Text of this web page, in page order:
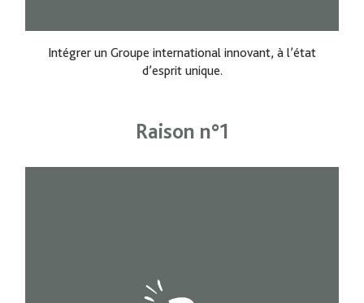
Intégrer un Groupe international innovant, à l’état
d’esprit unique.
Raison n°1